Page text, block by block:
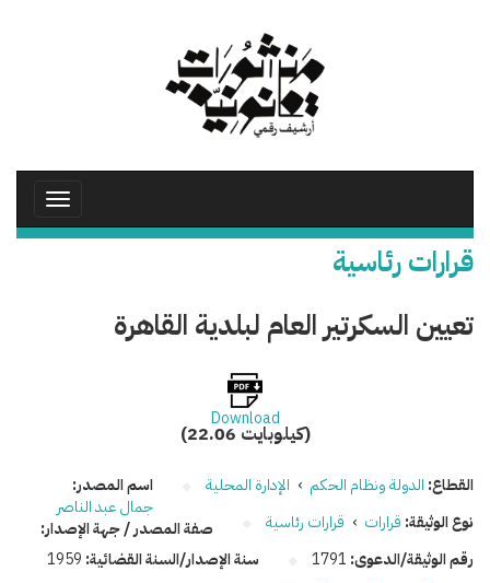
Toggle
قرارات رئاسية
تعيين السكرتير العام لبلدية القاهرة
Download
(22.06 كيلوبايت)
القطاع: الدولة ونظام الحكم › الإدارة المحلية
نوع الوثيقة: قرارات › قرارات رئاسية
رقم الوثيقة/الدعوى: 1791 سنة الإصدار/السنة القضائية: 1959
اسم المصدر:
جمال عبد الناصر
صفة المصدر / جهة الإصدار: